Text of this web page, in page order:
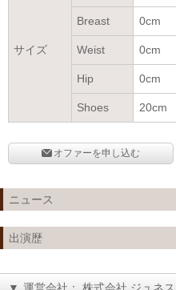
サイズ
Breast 0cm
Weist 0cm
Hip 0cm
Shoes 20cm
オファーを申し込む
ニュース
出演歴